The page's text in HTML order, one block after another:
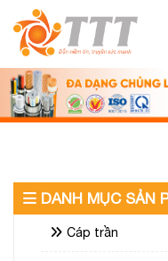
DANH MỤC SẢN
Cáp trần